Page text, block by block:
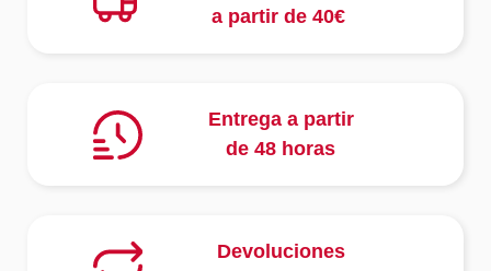
a partir de 40€
Entrega a partir
de 48 horas
Devoluciones